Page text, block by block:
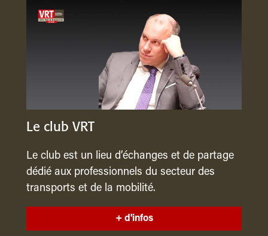
Le club VRT
Le club est un lieu d’échanges et de partage
dédié aux professionnels du secteur des
transports et de la mobilité.
+ d'infos